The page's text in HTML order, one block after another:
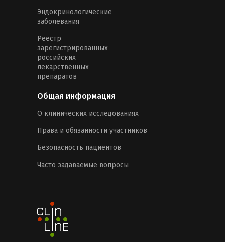
Эндокринологические
заболевания
Реестр
зарегистрированных
российских
лекарственных
препаратов
Общая информация
О клинических исследованиях
Права и обязанности участников
Безопасность пациентов
Часто задаваемые вопросы